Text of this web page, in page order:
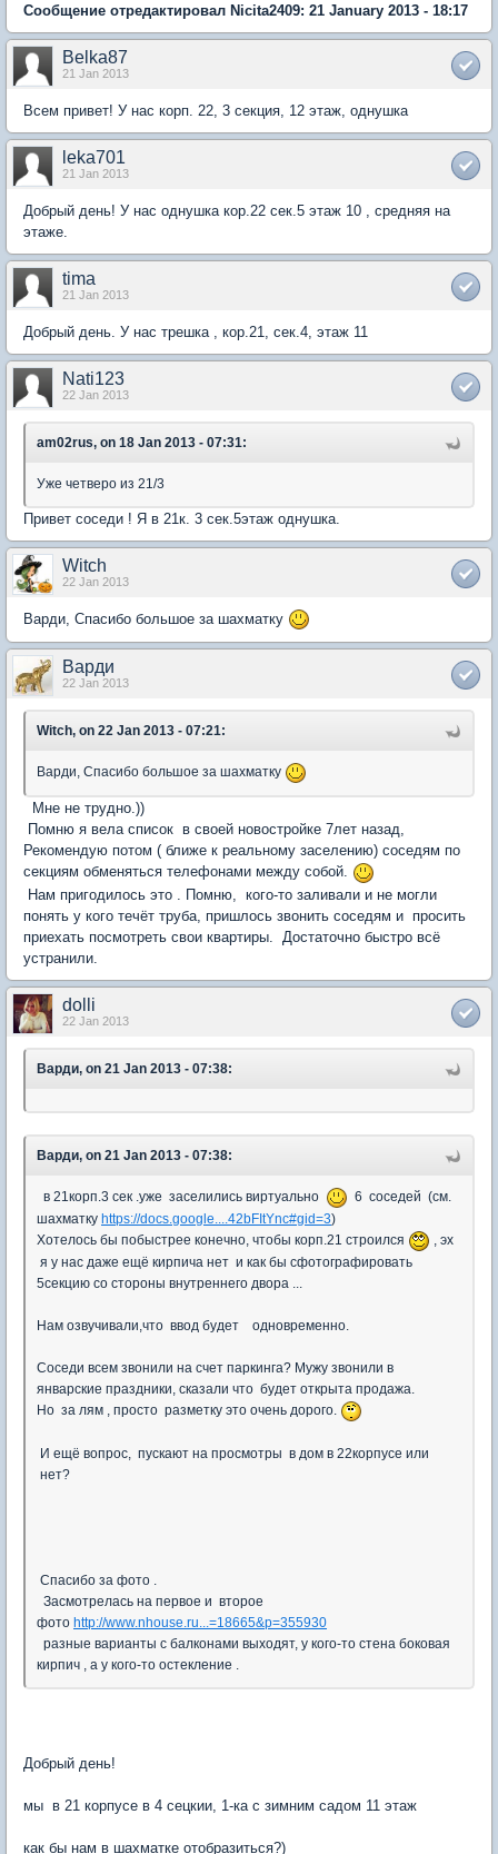
Сообщение отредактировал Nicita2409: 21 January 2013 - 18:17
Belka87
21 Jan 2013
Всем привет! У нас корп. 22, 3 секция, 12 этаж, однушка
leka701
21 Jan 2013
Добрый день! У нас однушка кор.22 сек.5 этаж 10 , средняя на
этаже.
tima
21 Jan 2013
Добрый день. У нас трешка , кор.21, сек.4, этаж 11
Nati123
22 Jan 2013
am02rus, on 18 Jan 2013 - 07:31:
Уже четверо из 21/3
Привет соседи ! Я в 21к. 3 сек.5этаж однушка.
Witch
22 Jan 2013
Варди, Спасибо большое за шахматку
Варди
22 Jan 2013
Witch, on 22 Jan 2013 - 07:21:
Варди, Спасибо большое за шахматку
Мне не трудно.))
Помню я вела список в своей новостройке 7лет назад,
Рекомендую потом ( ближе к реальному заселению) соседям по
секциям обменяться телефонами между собой.
Нам пригодилось это . Помню, кого-то заливали и не могли
понять у кого течёт труба, пришлось звонить соседям и просить
приехать посмотреть свои квартиры. Достаточно быстро всё
устранили.
dolli
22 Jan 2013
Варди, on 21 Jan 2013 - 07:38:
Варди, on 21 Jan 2013 - 07:38:
в 21корп.3 сек .уже заселились виртуально
6 соседей (см.
шахматку https://docs.google....42bFItYnc#gid=3)
Хотелось бы побыстрее конечно, чтобы корп.21 строился
, эх
я у нас даже ещё кирпича нет и как бы сфотографировать
5секцию со стороны внутреннего двора ...
Нам озвучивали,что ввод будет одновременно.
Соседи всем звонили на счет паркинга? Мужу звонили в
январские праздники, сказали что будет открыта продажа.
Но за лям , просто разметку это очень дорого.
И ещё вопрос, пускают на просмотры в дом в 22корпусе или
нет?
Спасибо за фото .
Засмотрелась на первое и второе
фото http://www.nhouse.ru...=18665&p=355930
разные варианты с балконами выходят, у кого-то стена боковая
кирпич , а у кого-то остекление .
Добрый день!
мы в 21 корпусе в 4 сецкии, 1-ка с зимним садом 11 этаж
как бы нам в шахматке отобразиться?)